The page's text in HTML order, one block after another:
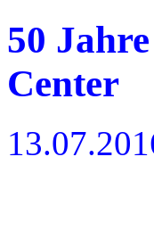
50
Center